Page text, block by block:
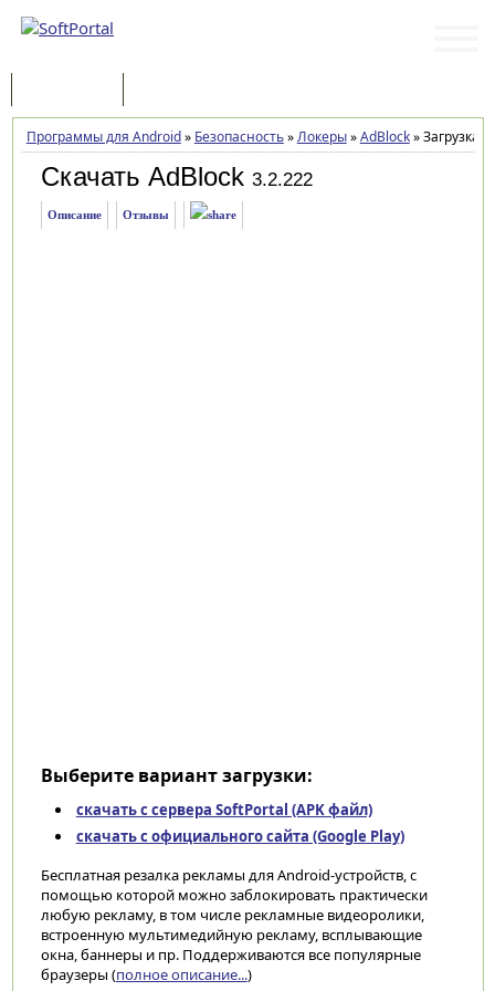
Программы для Android» Безопасность»Локеры»AdBlock»Загрузка
Скачать AdBlock 3.2.222
Описание Отзывы
Выберите вариант загрузки:
скачать с сервера SoftPortal (APK файл)
скачать с официального сайта (Google Play)
Бесплатная резалка рекламы для Android-устройств, с
помощью которой можно заблокировать практически
любую рекламу, в том числе рекламные видеоролики,
встроенную мультимедийную рекламу, всплывающие
окна, баннеры и пр. Поддерживаются все популярные
браузеры (полное описание...)